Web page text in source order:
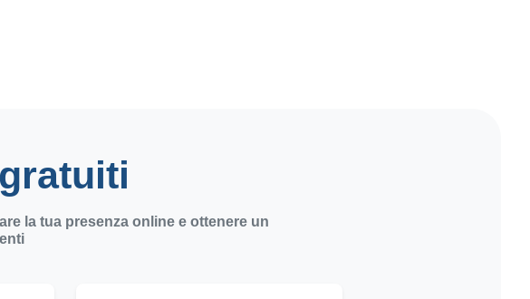
la tua presenza online e ottenere un